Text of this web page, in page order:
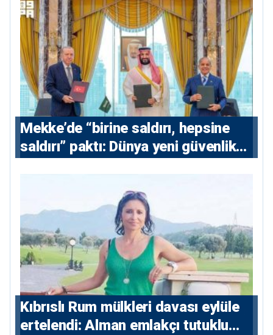
Mekke’de “birine saldırı, hepsine
saldırı” paktı: Dünya yeni güvenlik
Kıbrıslı Rum mülkleri davası eylüle
ertelendi: Alman emlakçı tutuklu